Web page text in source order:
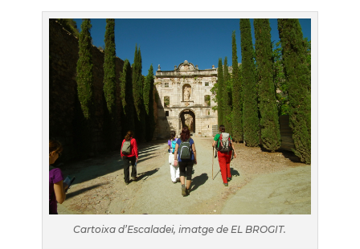
Cartoixa d’Escaladei, imatge de EL BROGIT.